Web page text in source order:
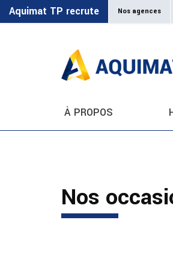
Aquimat TP recrute Nos agences
À PROPOS
Nos